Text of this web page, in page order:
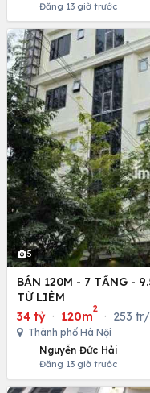
Đăng 13 giờ trước
5
BÁN 120M - 7 TẦNG -
TỪ LIÊM
34 tỷ · 120m
2
· 253
Thành phố Hà Nội
Nguyễn Đức Hải
Đăng 13 giờ trước